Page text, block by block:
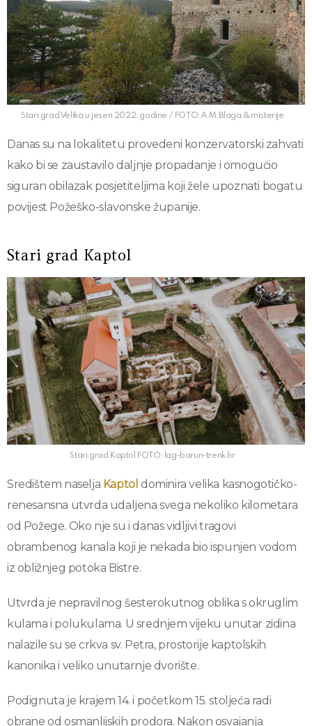
Stari grad Velika u jesen 2022. godine / FOTO: A.M. Blaga & misterije
Danas su na lokalitetu provedeni konzervatorski zahvati
kako bi se zaustavilo daljnje propadanje i omogućio
siguran obilazak posjetiteljima koji žele upoznati bogatu
povijest Požeško-slavonske županije.
Stari grad Kaptol
Stari grad Kaptol FOTO: lag-barun-trenk.hr
Središtem naselja Kaptol dominira velika kasnogotičko-
renesansna utvrda udaljena svega nekoliko kilometara
od Požege. Oko nje su i danas vidljivi tragovi
obrambenog kanala koji je nekada bio ispunjen vodom
iz obližnjeg potoka Bistre.
Utvrda je nepravilnog šesterokutnog oblika s okruglim
kulama i polukulama. U srednjem vijeku unutar zidina
nalazile su se crkva sv. Petra, prostorije kaptolskih
kanonika i veliko unutarnje dvorište.
Podignuta je krajem 14. i početkom 15. stoljeća radi
obrane od osmanlijskih prodora. Nakon osvajanja